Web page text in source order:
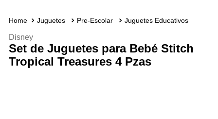
Juguetes Pre-Escolar Juguetes Educativos
Disney
Set de Juguetes para Bebé Stitch
Tropical Treasures 4 Pzas